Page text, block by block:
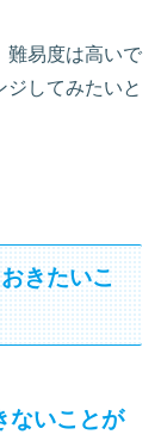
難易度は高いで
してみたいと
きたいこ
ないことが